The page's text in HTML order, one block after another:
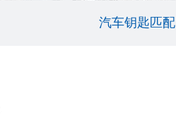
汽车钥匙匹配